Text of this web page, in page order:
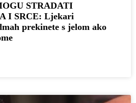
STRADATI
I SRCE: Ljekari
prekinete s jelom ako